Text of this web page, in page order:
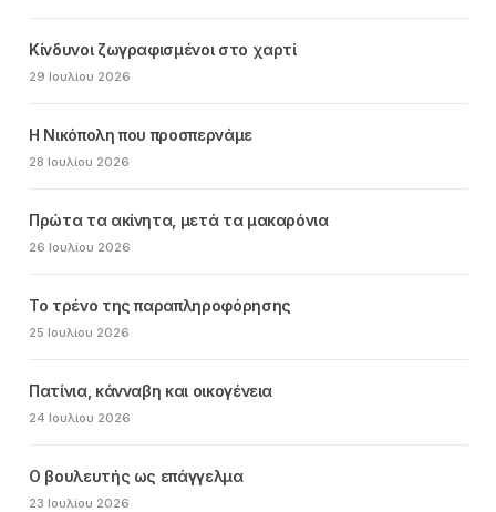
Κίνδυνοι ζωγραφισμένοι στο χαρτί
29 Ιουλίου 2026
Η Νικόπολη που προσπερνάμε
28 Ιουλίου 2026
Πρώτα τα ακίνητα, μετά τα μακαρόνια
26 Ιουλίου 2026
Το τρένο της παραπληροφόρησης
25 Ιουλίου 2026
Πατίνια, κάνναβη και οικογένεια
24 Ιουλίου 2026
Ο βουλευτής ως επάγγελμα
23 Ιουλίου 2026